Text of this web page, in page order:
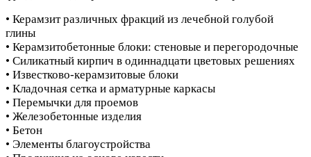
• Керамзит различных фракций из лечебной голубой
глины
• Керамзитобетонные блоки: стеновые и перегородочные
• Силикатный кирпич в одиннадцати цветовых решениях
• Известково-керамзитовые блоки
• Кладочная сетка и арматурные каркасы
• Перемычки для проемов
• Железобетонные изделия
• Бетон
• Элементы благоустройства